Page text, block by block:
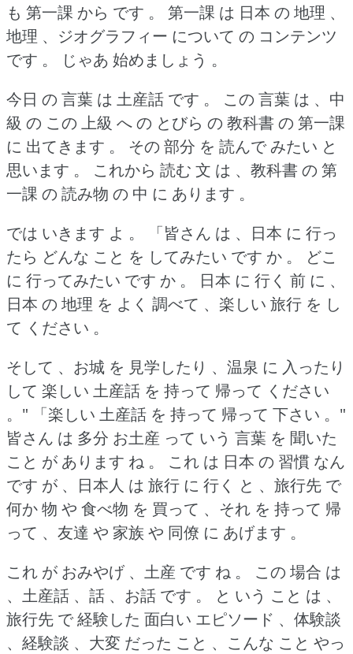
も 第一課 から です 。
第一課 は 日本 の 地理 、
地理 、ジオグラフィー について の コンテンツ
です 。
じゃあ 始めましょう 。
今日 の 言葉 は 土産話 です 。
この 言葉 は 、中
級 の この 上級 へ の とびら の 教科書 の 第一課
に 出てきます 。
その 部分 を 読んで みたい と
思います 。
これから 読む 文 は 、教科書 の 第
一課 の 読み物 の 中 に あります 。
では いきます よ 。
「皆さん は 、日本 に 行っ
たら どんな こと を してみたい です か 。
どこ
に 行ってみたい です か 。
日本 に 行く 前 に 、
日本 の 地理 を よく 調べて 、楽しい 旅行 を し
て ください 。
そして 、お城 を 見学したり 、温泉 に 入ったり
して 楽しい 土産話 を 持って 帰って ください
。"
「楽しい 土産話 を 持って 帰って 下さい 。"
皆さん は 多分 お土産 って いう 言葉 を 聞いた
こと が あります ね 。
これ は 日本 の 習慣 なん
です が 、日本人 は 旅行 に 行く と 、旅行先 で
何か 物 や 食べ物 を 買って 、それ を 持って 帰
って 、友達 や 家族 や 同僚 に あげます 。
これ が おみやげ 、土産 です ね 。
この 場合 は
、土産話 、話 、お話 です 。
と いう こと は 、
旅行先 で 経験した 面白い エピソード 、体験談
、経験談 、大変 だった こと 、こんな こと やっ